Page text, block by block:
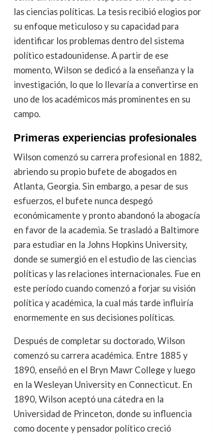
las ciencias políticas. La tesis recibió elogios por
su enfoque meticuloso y su capacidad para
identificar los problemas dentro del sistema
político estadounidense. A partir de ese
momento, Wilson se dedicó a la enseñanza y la
investigación, lo que lo llevaría a convertirse en
uno de los académicos más prominentes en su
campo.
Primeras experiencias profesionales
Wilson comenzó su carrera profesional en 1882,
abriendo su propio bufete de abogados en
Atlanta, Georgia. Sin embargo, a pesar de sus
esfuerzos, el bufete nunca despegó
económicamente y pronto abandonó la abogacía
en favor de la academia. Se trasladó a Baltimore
para estudiar en la Johns Hopkins University,
donde se sumergió en el estudio de las ciencias
políticas y las relaciones internacionales. Fue en
este período cuando comenzó a forjar su visión
política y académica, la cual más tarde influiría
enormemente en sus decisiones políticas.
Después de completar su doctorado, Wilson
comenzó su carrera académica. Entre 1885 y
1890, enseñó en el Bryn Mawr College y luego
en la Wesleyan University en Connecticut. En
1890, Wilson aceptó una cátedra en la
Universidad de Princeton, donde su influencia
como docente y pensador político creció